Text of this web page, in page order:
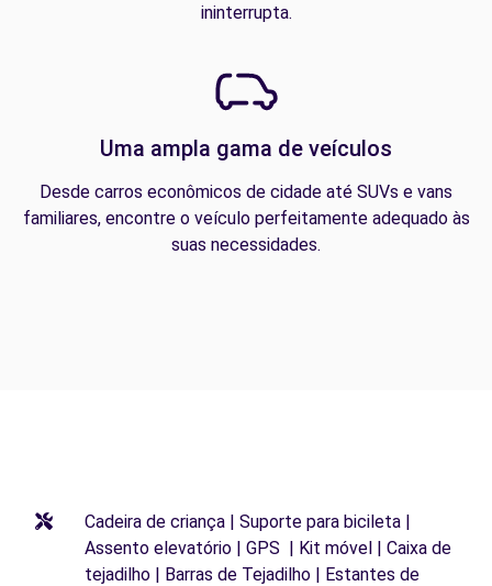
ininterrupta.
Uma ampla gama de veículos
Desde carros econômicos de cidade até SUVs e vans
familiares, encontre o veículo perfeitamente adequado às
suas necessidades.
Cadeira de criança | Suporte para bicileta |
Assento elevatório | GPS | Kit móvel | Caixa de
tejadilho | Barras de Tejadilho | Estantes de